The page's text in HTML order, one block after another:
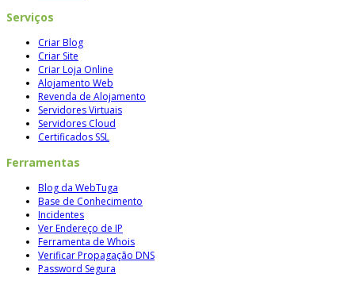
Serviços
Criar Blog
Criar Site
Criar Loja Online
Alojamento Web
Revenda de Alojamento
Servidores Virtuais
Servidores Cloud
Certificados SSL
Ferramentas
Blog da WebTuga
Base de Conhecimento
Incidentes
Ver Endereço de IP
Ferramenta de Whois
Verificar Propagação DNS
Password Segura